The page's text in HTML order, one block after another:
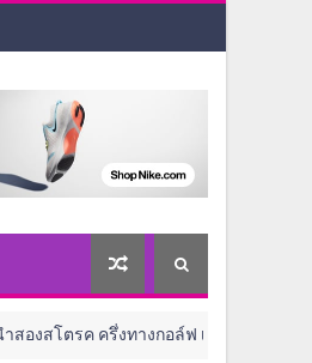
งทางกอล์ฟ เอไอจี วีเมนส์ โอเพ่น